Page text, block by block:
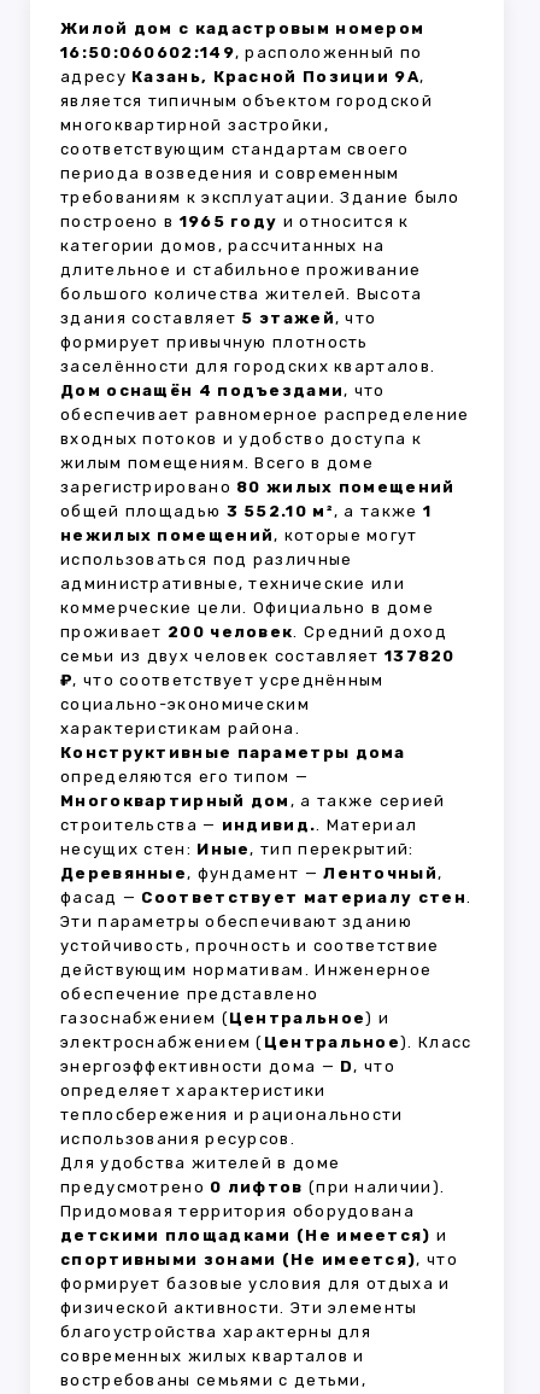
Жилой дом с кадастровым номером
16:50:060602:149, расположенный по
адресу Казань, Красной Позиции 9А,
является типичным объектом городской
многоквартирной застройки,
соответствующим стандартам своего
периода возведения и современным
требованиям к эксплуатации. Здание было
построено в 1965 году и относится к
категории домов, рассчитанных на
длительное и стабильное проживание
большого количества жителей. Высота
здания составляет 5 этажей, что
формирует привычную плотность
заселённости для городских кварталов.
Дом оснащён 4 подъездами, что
обеспечивает равномерное распределение
входных потоков и удобство доступа к
жилым помещениям. Всего в доме
зарегистрировано 80 жилых помещений
общей площадью 3 552.10 м², а также 1
нежилых помещений, которые могут
использоваться под различные
административные, технические или
коммерческие цели. Официально в доме
проживает 200 человек. Средний доход
семьи из двух человек составляет 137820
₽, что соответствует усреднённым
социально-экономическим
характеристикам района.
Конструктивные параметры дома
определяются его типом —
Многоквартирный дом , а также серией
строительства — индивид.. Материал
несущих стен: Иные, тип перекрытий:
Деревянные, фундамент —Ленточный,
фасад — Соответствует материалу стен.
Эти параметры обеспечивают зданию
устойчивость, прочность и соответствие
действующим нормативам. Инженерное
обеспечение представлено
газоснабжением (Центральное) и
электроснабжением ( Центральное). Класс
энергоэффективности дома — D, что
определяет характеристики
теплосбережения и рациональности
использования ресурсов.
Для удобства жителей в доме
предусмотрено 0 лифтов (при наличии).
Придомовая территория оборудована
детскими площадками (Не имеется) и
спортивными зонами (Не имеется), что
формирует базовые условия для отдыха и
физической активности. Эти элементы
благоустройства характерны для
современных жилых кварталов и
востребованы семьями с детьми,